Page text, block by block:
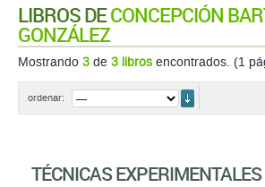
LIBROS DECONCEPCIÓN
GONZÁLEZ
Mostrando 3 de 3 libros encontrados. (1
ordenar:
TÉCNICAS